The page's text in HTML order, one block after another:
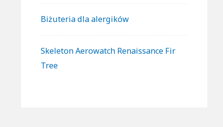
Biżuteria dla alergików
Skeleton Aerowatch Renaissance Fir
Tree